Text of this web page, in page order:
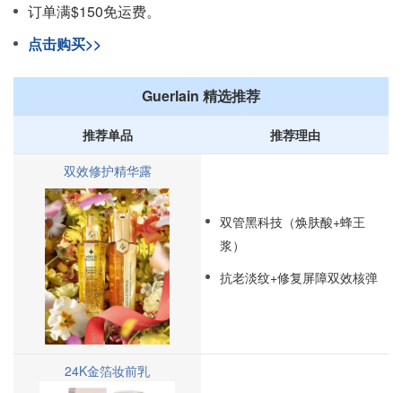
订单满$150免运费。
点击购买>>
Guerlain 精选推荐
推荐单品
推荐理由
双效修护精华露​
双管黑科技（焕肤酸+蜂王
浆）
抗老淡纹+修复屏障双效核弹
24K金箔妆前乳